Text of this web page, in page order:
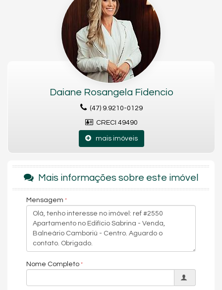
as características do empreendimento, destacam-se
elevador, salão de festas, hall de entrada e excelente padrão
de conservação. Os apartamentos contam com plantas
funcionais, ambientes bem distribuídos, ótima iluminação
natural e opções com vista parcial para o mar, proporcionando
conforto e praticidade no dia a dia. Algumas unidades possuem
garagem rotativa e sacada integrada, valorizando ainda mais
Características do Imóvel
Acabamento em Gesso
Endereço:
Avenida Brasil
Centro
Balneário Camboriú /SC
Daiane Rosangela Fidencio
(47) 9.9210-0129
CRECI 49490
mais imóveis
Mais informações sobre este imóvel
Mensagem
Nome Completo